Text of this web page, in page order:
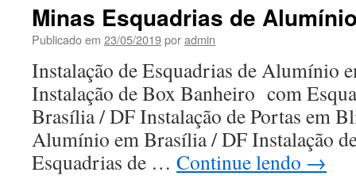
Minas Esquadrias de
Publicado em 23/05/2019poradmin
Instalação de Esquadrias de Alumínio
Instalação de Box Banheiro com
Brasília / DF Instalação de Portas em
Alumínio em Brasília / DF Instalação
Esquadrias de … Continue lendo →